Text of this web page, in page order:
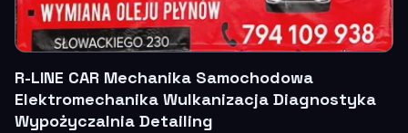
R-LINE CAR Mechanika Samochodowa
Elektromechanika Wulkanizacja Diagnostyka
Wypożyczalnia Detailing